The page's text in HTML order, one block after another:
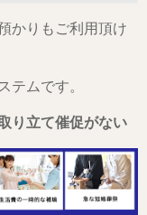
かりもご利用頂け
テムです。
立て催促がない